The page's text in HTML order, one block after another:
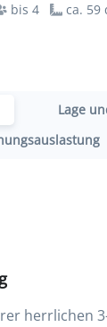
bis 4 ca. 59
Lage
herrlichen